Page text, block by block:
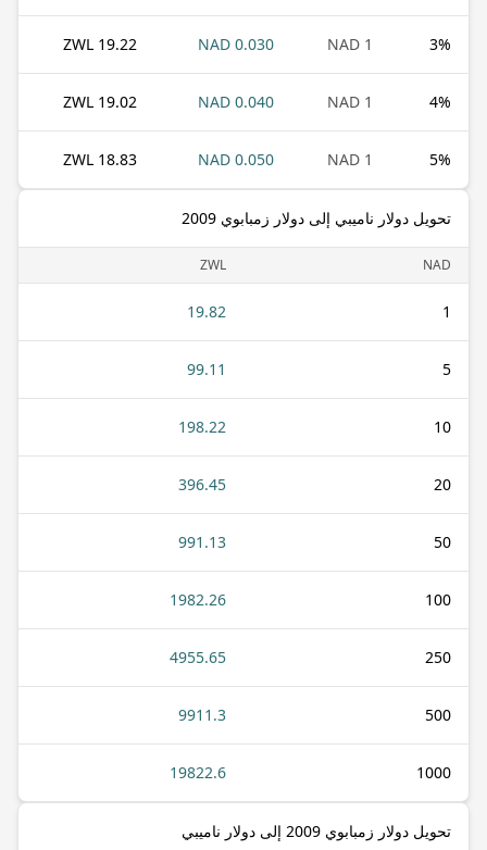
3%
1 NAD
0.030 NAD
19.22 ZWL
4%
1 NAD
0.040 NAD
19.02 ZWL
5%
1 NAD
0.050 NAD
18.83 ZWL
تحويل دولار ناميبي إلى دولار زمبابوي 2009
NAD
ZWL
1
19.82
5
99.11
10
198.22
20
396.45
50
991.13
100
1982.26
250
4955.65
500
9911.3
1000
19822.6
تحويل دولار زمبابوي 2009 إلى دولار ناميبي